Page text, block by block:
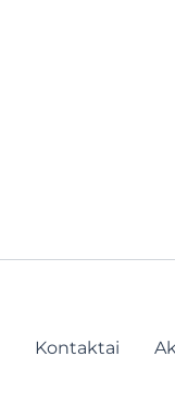
Kontaktai